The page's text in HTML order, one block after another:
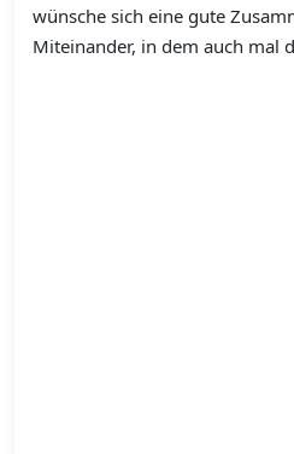
wünsche sich eine gute
Miteinander, in dem auch mal